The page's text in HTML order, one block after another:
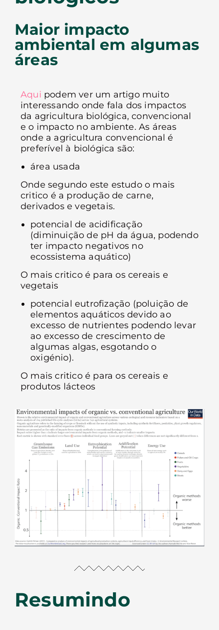
Maior impacto
ambiental em algumas
áreas
Aqui podem ver um artigo muito
interessando onde fala dos impactos
da agricultura biológica, convencional
e o impacto no ambiente. As áreas
onde a agricultura convencional é
preferível à biológica são:
área usada
Onde segundo este estudo o mais
critico é a produção de carne,
derivados e vegetais.
potencial de acidificação
(diminuição de pH da água, podendo
ter impacto negativos no
ecossistema aquático)
O mais critico é para os cereais e
vegetais
potencial eutrofização (poluição de
elementos aquáticos devido ao
excesso de nutrientes podendo levar
ao excesso de crescimento de
algumas algas, esgotando o
oxigénio).
O mais critico é para os cereais e
produtos lácteos
Resumindo